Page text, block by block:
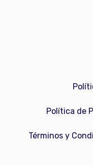
Política de
Términos y